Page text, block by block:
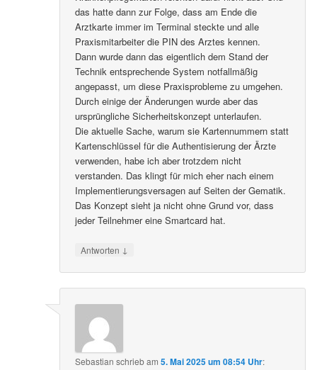
das hatte dann zur Folge, dass am Ende die
Arztkarte immer im Terminal steckte und alle
Praxismitarbeiter die PIN des Arztes kennen.
Dann wurde dann das eigentlich dem Stand der
Technik entsprechende System notfallmäßig
angepasst, um diese Praxisprobleme zu umgehen.
Durch einige der Änderungen wurde aber das
ursprüngliche Sicherheitskonzept unterlaufen.
Die aktuelle Sache, warum sie Kartennummern statt
Kartenschlüssel für die Authentisierung der Ärzte
verwenden, habe ich aber trotzdem nicht
verstanden. Das klingt für mich eher nach einem
Implementierungsversagen auf Seiten der Gematik.
Das Konzept sieht ja nicht ohne Grund vor, dass
jeder Teilnehmer eine Smartcard hat.
Antworten ↓
Sebastian schriebam5. Mai 2025 um 08:54 Uhr: